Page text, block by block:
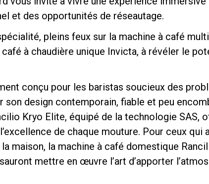
et des opportunités de réseautage.
pleins feux sur la machine à café
à chaudière unique Invicta, à révéler le
conçu pour les baristas soucieux des
son design contemporain, fiable et peu
Kryo Elite, équipé de la technologie SAS,
de chaque mouture. Pour ceux qui
maison, la machine à café domestique
mettre en œuvre l’art d’apporter
Politique de confidentialité